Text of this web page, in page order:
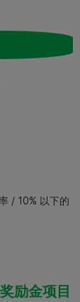
/ 10% 以下的
励金项目